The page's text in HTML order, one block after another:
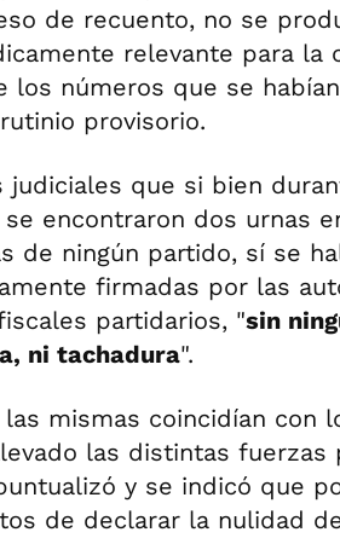
de recuento, no se
relevante para la
los números que se habían
provisorio.
judiciales que si bien
encontraron dos urnas
de ningún partido, sí se
firmadas por las
partidarios, "sin
ni tachadura".
mismas coincidían con
las distintas fuerzas
y se indicó que
de declarar la nulidad